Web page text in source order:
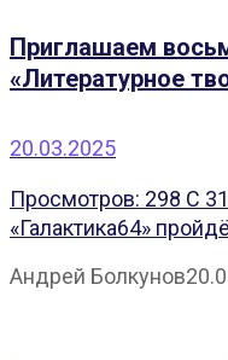
Приглашаем
«Литературное
20.03.2025
Просмотров: 298 С
«Галактика64»
Андрей Болкунов